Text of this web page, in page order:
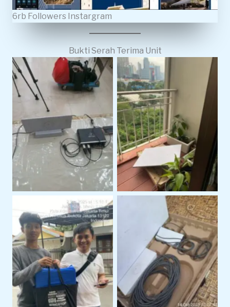
6rb Followers Instargram
Bukti Serah Terima Unit
starlink gen 3 starlink
serah terima jakarta
timur
starlink